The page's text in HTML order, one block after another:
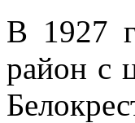
В 1927
район с